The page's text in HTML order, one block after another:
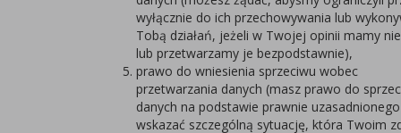
wyłącznie do ich przechowywania lub
Tobą działań, jeżeli w Twojej opinii mamy
lub przetwarzamy je bezpodstawnie),
prawo do wniesienia sprzeciwu wobec
przetwarzania danych (masz prawo do
danych na podstawie prawnie
wskazać szczególną sytuację, która Twoim